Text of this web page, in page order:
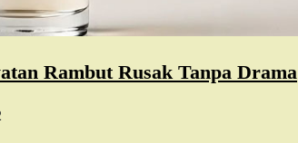
Rambut Rusak Tanpa Drama